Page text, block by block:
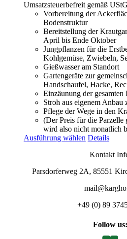
Umsatzsteuerbefreit gemäß
Vorbereitung der
Bodenstruktur
Bereitstellung der
April bis Ende Oktober
Jungpflanzen für die
Kohlgemüse, Zwiebeln,
Gießwasser am Standort
Gartengeräte zur
Handschaufel, Hacke,
Einzäunung der gesamten
Stroh aus eigenem
Pflege der Wege in den
(Der Preis für die Parzelle
wird also nicht monatlich
Ausführung wählen Details
Kontakt
Parsdorferweg 2A, 85551
+49 (0) 89
Follow us: